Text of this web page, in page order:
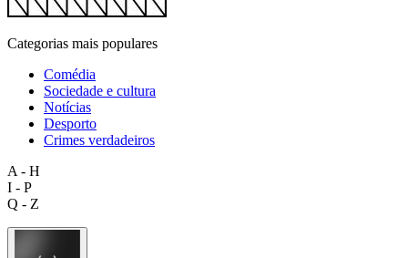
Categorias mais populares
Comédia
Sociedade e cultura
Notícias
Desporto
Crimes verdadeiros
A - H
I - P
Q - Z